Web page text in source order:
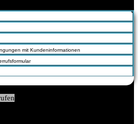
mit Kundeninformationen